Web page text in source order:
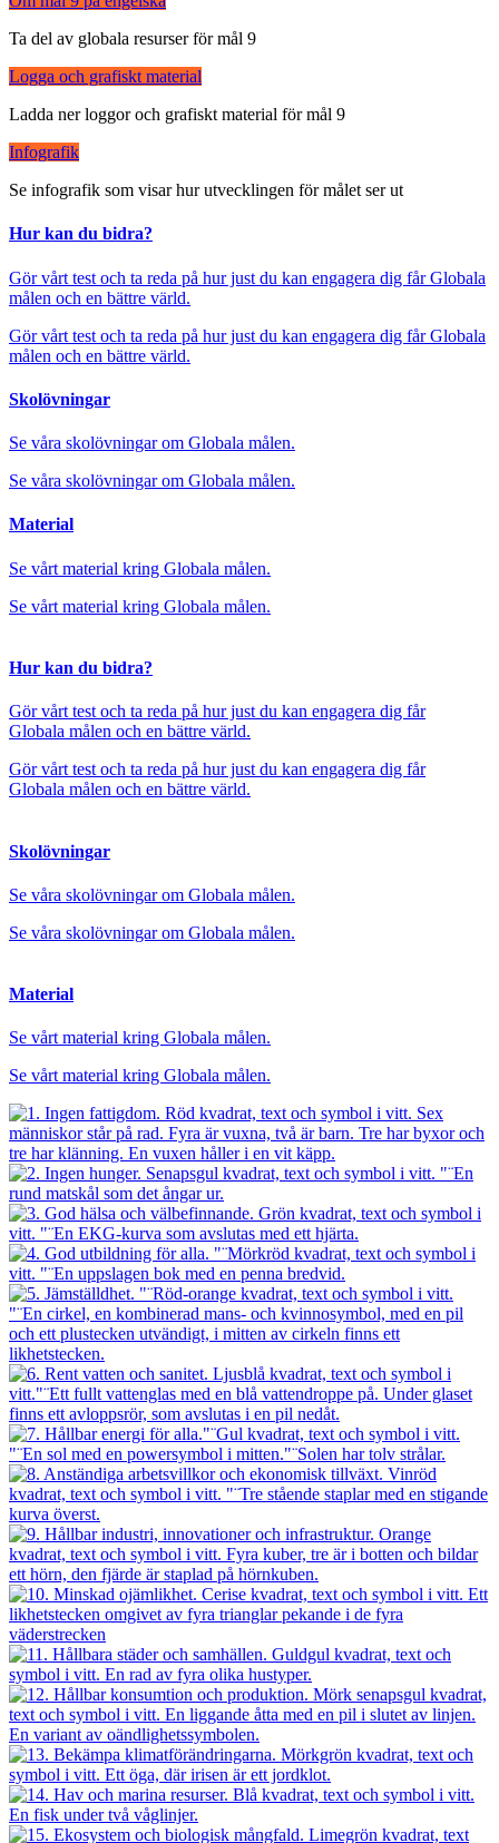
Ta del av globala resurser för mål 9
Logga och grafiskt material
Ladda ner loggor och grafiskt material för mål 9
Infografik
Se infografik som visar hur utvecklingen för målet ser ut
Hur kan du bidra?
Gör vårt test och ta reda på hur just du kan engagera dig får Globala
målen och en bättre värld.
Gör vårt test och ta reda på hur just du kan engagera dig får Globala
målen och en bättre värld.
Skolövningar
Se våra skolövningar om Globala målen.
Se våra skolövningar om Globala målen.
Material
Se vårt material kring Globala målen.
Se vårt material kring Globala målen.
Hur kan du bidra?
Gör vårt test och ta reda på hur just du kan engagera dig får
Globala målen och en bättre värld.
Gör vårt test och ta reda på hur just du kan engagera dig får
Globala målen och en bättre värld.
Skolövningar
Se våra skolövningar om Globala målen.
Se våra skolövningar om Globala målen.
Material
Se vårt material kring Globala målen.
Se vårt material kring Globala målen.